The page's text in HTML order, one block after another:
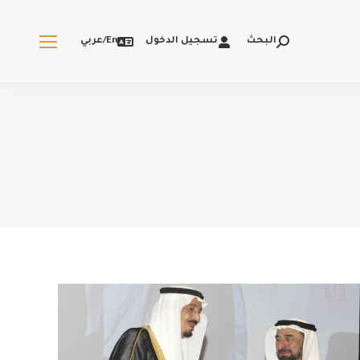
Search:
البحث تسجيل الدخول En/عربي